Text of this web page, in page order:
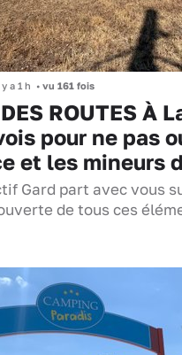
a 1 h • vu 161 fois
ROUTES À
pour ne pas
et les mineurs
Gard part avec vous
de tous ces